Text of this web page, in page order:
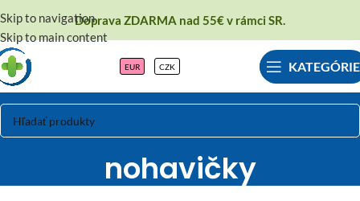
Skip to navigation
Skip to main content
Doprava ZDARMA nad 55€ v rámci SR.
EUR CZK KATEGÓRIE
Inkontinenčné
nohavičky